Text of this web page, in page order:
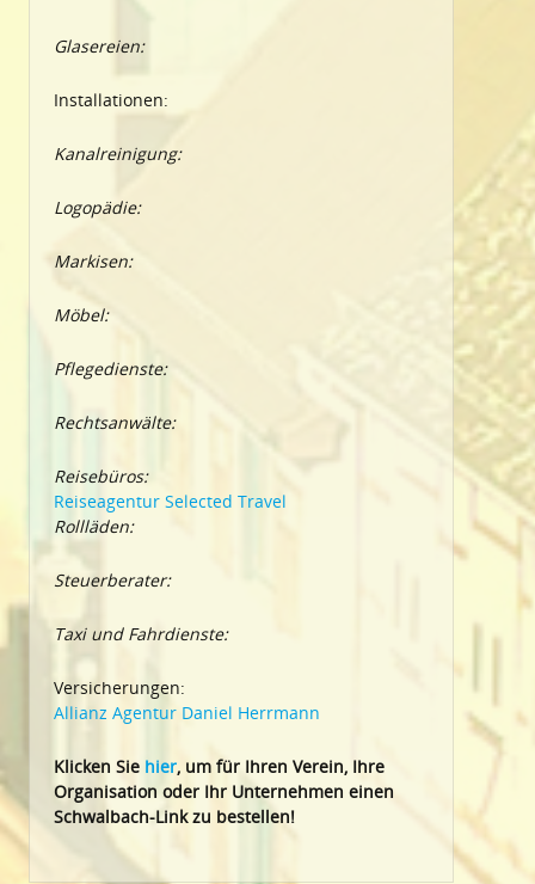
Glasereien:
Installationen:
Kanalreinigung:
Logopädie:
Markisen:
Möbel:
Pflegedienste:
Rechtsanwälte:
Reisebüros:
Reiseagentur Selected Travel
Rollläden:
Steuerberater:
Taxi und Fahrdienste:
Versicherungen:
Allianz Agentur Daniel Herrmann
Klicken Sie hier, um für Ihren Verein, Ihre
Organisation oder Ihr Unternehmen einen
Schwalbach-Link zu bestellen!